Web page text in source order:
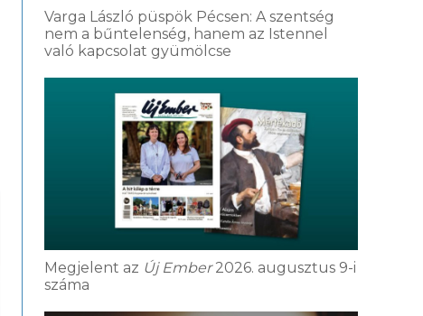
Varga László püspök Pécsen: A szentség
nem a bűntelenség, hanem az Istennel
való kapcsolat gyümölcse
Megjelent az Új Ember2026. augusztus 9-i
száma